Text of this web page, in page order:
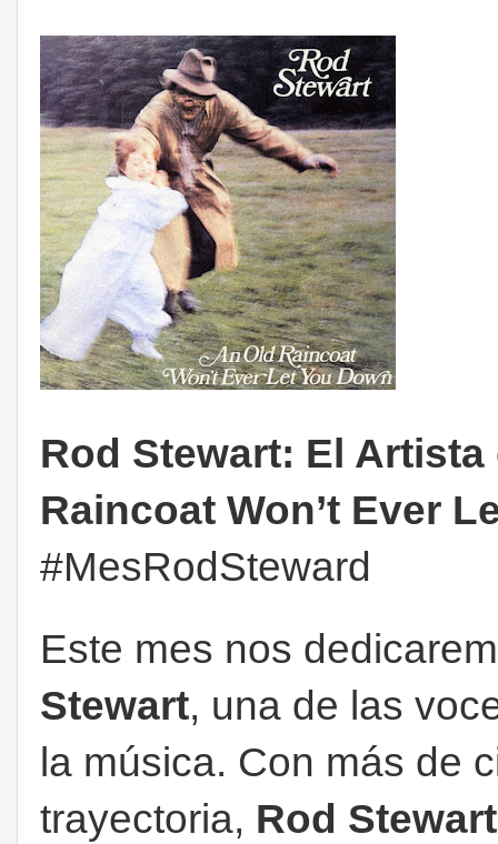
Rod Stewart: El
Raincoat Won’t Ever
#MesRodSteward
Este mes nos
Stewart, una de las
la música. Con más de
trayectoria, Rod